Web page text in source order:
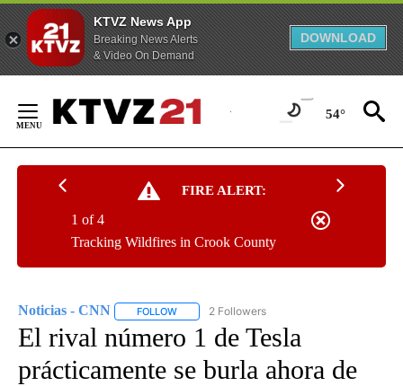
KTVZ News App
Breaking News Alerts
& Video On Demand
DOWNLOAD
Content
54°
FIRE ALERT:
Tracking Wildfires in Crook County
1 of 4
Noticias - CNN FOLLOW FOLLOW "NOTICIAS - CNN" TO RECEIVE
2 Followers
El rival número 1 de Tesla
prácticamente se burla ahora de